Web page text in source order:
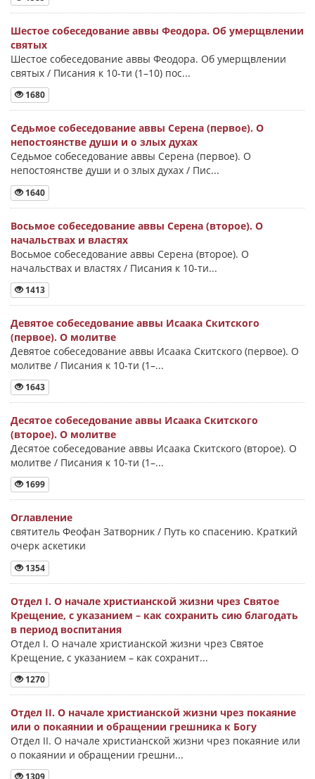
Шестое собеседование аввы Феодора. Об умерщвлении
святых
Шестое собеседование аввы Феодора. Об умерщвлении
святых / Писания к 10-ти (1–10) пос...
1680
Седьмое собеседование аввы Серена (первое). О
непостоянстве души и о злых духах
Седьмое собеседование аввы Серена (первое). О
непостоянстве души и о злых духах / Пис...
1640
Восьмое собеседование аввы Серена (второе). О
начальствах и властях
Восьмое собеседование аввы Серена (второе). О
начальствах и властях / Писания к 10-ти...
1413
Девятое собеседование аввы Исаака Скитского
(первое). О молитве
Девятое собеседование аввы Исаака Скитского (первое). О
молитве / Писания к 10-ти (1–...
1643
Десятое собеседование аввы Исаака Скитского
(второе). О молитве
Десятое собеседование аввы Исаака Скитского (второе). О
молитве / Писания к 10-ти (1–...
1699
Оглавление
святитель Феофан Затворник / Путь ко спасению. Краткий
очерк аскетики
1354
Отдел I. О начале христианской жизни чрез Святое
Крещение, с указанием – как сохранить сию благодать
в период воспитания
Отдел I. О начале христианской жизни чрез Святое
Крещение, с указанием – как сохранит...
1270
Отдел II. О начале христианской жизни чрез покаяние
или о покаянии и обращении грешника к Богу
Отдел II. О начале христианской жизни чрез покаяние или
о покаянии и обращении грешни...
1309